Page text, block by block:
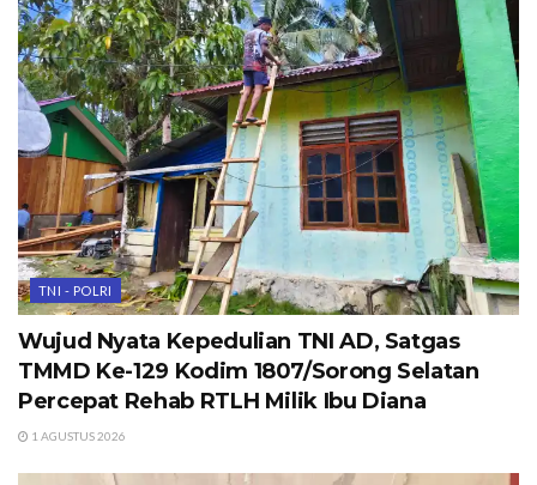
TNI - POLRI
Wujud Nyata Kepedulian TNI AD, Satgas
TMMD Ke-129 Kodim 1807/Sorong Selatan
Percepat Rehab RTLH Milik Ibu Diana
1 AGUSTUS 2026